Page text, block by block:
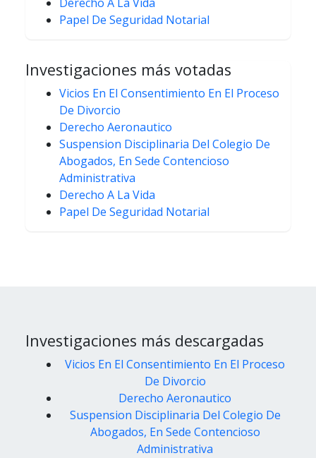
Papel De Seguridad Notarial
Investigaciones más votadas
Vicios En El Consentimiento En El Proceso
De Divorcio
Derecho Aeronautico
Suspension Disciplinaria Del Colegio De
Abogados, En Sede Contencioso
Administrativa
Derecho A La Vida
Papel De Seguridad Notarial
Investigaciones más descargadas
Vicios En El Consentimiento En El Proceso
De Divorcio
Derecho Aeronautico
Suspension Disciplinaria Del Colegio De
Abogados, En Sede Contencioso
Administrativa